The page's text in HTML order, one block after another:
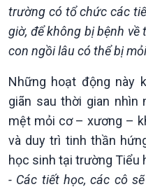
trường có tổ chức các
giờ, để không bị bệnh
con ngồi lâu có thể bị
Những hoạt động này
giãn sau thời gian nhìn
mệt mỏi cơ – xương –
và duy trì tinh thần
học sinh tại trường Tiểu
- Các tiết học, các cô